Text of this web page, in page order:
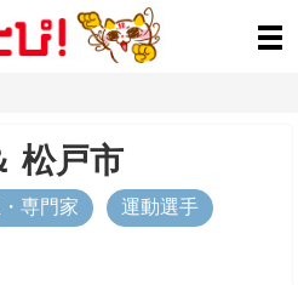
松戸市
専門家 運動選手